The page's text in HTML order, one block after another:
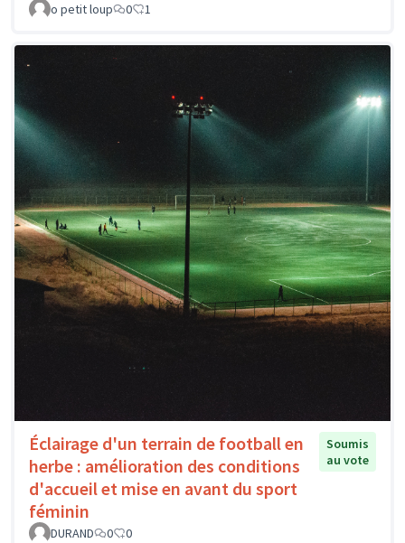
o petit loup
0 1
Éclairage d'un terrain de football en
herbe : amélioration des conditions
d'accueil et mise en avant du sport
féminin
Soumis
au vote
DURAND 0 0